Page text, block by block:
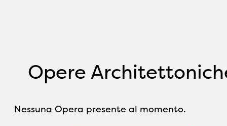
Opere
Nessuna Opera presente al momento.